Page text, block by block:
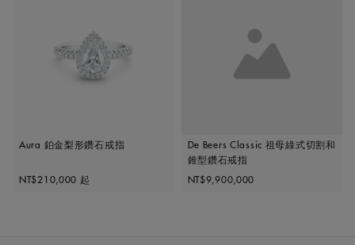
Aura 鉑金梨形鑽石戒指
Original price
NT$210,000 起
De Beers Classic 祖母綠式切割和
錐型鑽石戒指
Original price
NT$9,900,000